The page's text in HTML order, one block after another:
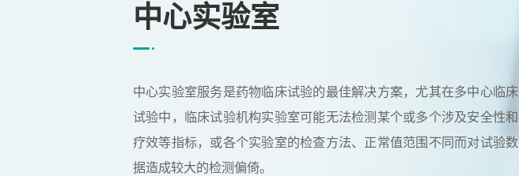
中心实验室
中心实验室服务是药物临床试验的最佳解决方案，尤其在多中心临床
试验中，临床试验机构实验室可能无法检测某个或多个涉及安全性和
疗效等指标，或各个实验室的检查方法、正常值范围不同而对试验数
据造成较大的检测偏倚。